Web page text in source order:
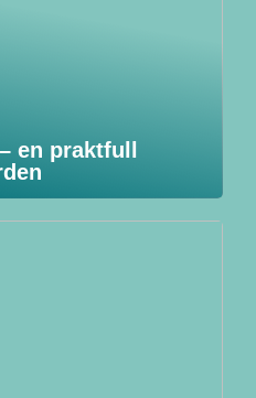
en praktfull